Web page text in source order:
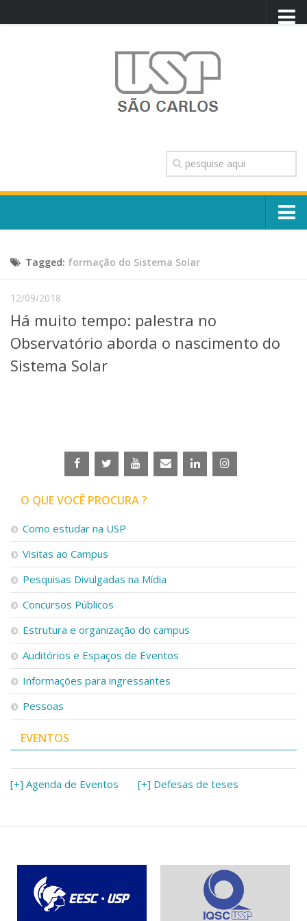
TRANSPARÊNCIA
OUVIDORIA
CONTATO
Escola, Institutos e Órgãos
Núcleos e Comissões
Telefones e Mapas
Graduação
Linhas de Pesquisa
Centros, Núcleos e Projetos em Rede
Iniciação Científica
Empresas Juniores
Extensão à Comunidade
Projetos, Programas e Cursos
Artes, Cultura e Esportes
Museus e Espaços Interativos
Serviços
Bibliotecas
Apoio ao Estudante
Segurança, Trânsito e Prevenção
RH, Administrativo e Financeiro
Outros serviços
Comunicação
Assessorias e Mídias
Aplicativos e Sites
Jornal da USP
Agenda de Eventos
Tagged: formação do Sistema Solar
12/09/2018
Há muito tempo: palestra no
Observatório aborda o nascimento do
Sistema Solar
O QUE VOCÊ PROCURA ?
Como estudar na USP
Visitas ao Campus
Pesquisas Divulgadas na Mídia
Concursos Públicos
Estrutura e organização do campus
Auditórios e Espaços de Eventos
Informações para ingressantes
Pessoas
EVENTOS
[+] Agenda de Eventos [+] Defesas de teses